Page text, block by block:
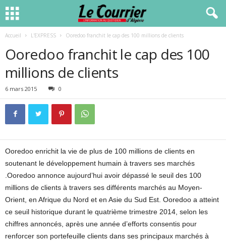
Accueil L'EXPRESS Ooredoo franchit le cap des 100 millions de clients
Ooredoo franchit le cap des 100
millions de clients
6 mars 2015 0
Ooredoo enrichit la vie de plus de 100 millions de clients en
soutenant le développement humain à travers ses marchés
.Ooredoo annonce aujourd’hui avoir dépassé le seuil des 100
millions de clients à travers ses différents marchés au Moyen-
Orient, en Afrique du Nord et en Asie du Sud Est. Ooredoo a atteint
ce seuil historique durant le quatrième trimestre 2014, selon les
chiffres annoncés, après une année d’efforts consentis pour
renforcer son portefeuille clients dans ses principaux marchés à